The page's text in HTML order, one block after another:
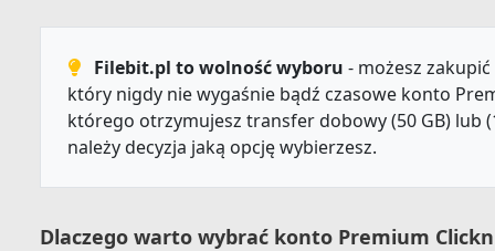
Filebit.pl to wolność wyboru - możesz
który nigdy nie wygaśnie bądź czasowe konto
którego otrzymujesz transfer dobowy (50 GB) lub
należy decyzja jaką opcję wybierzesz.
Dlaczego warto wybrać konto Premium